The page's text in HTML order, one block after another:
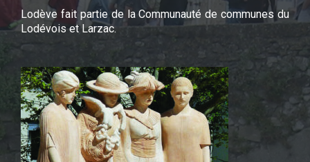
Lodève fait partie de la Communauté de communes du
Lodévois et Larzac.